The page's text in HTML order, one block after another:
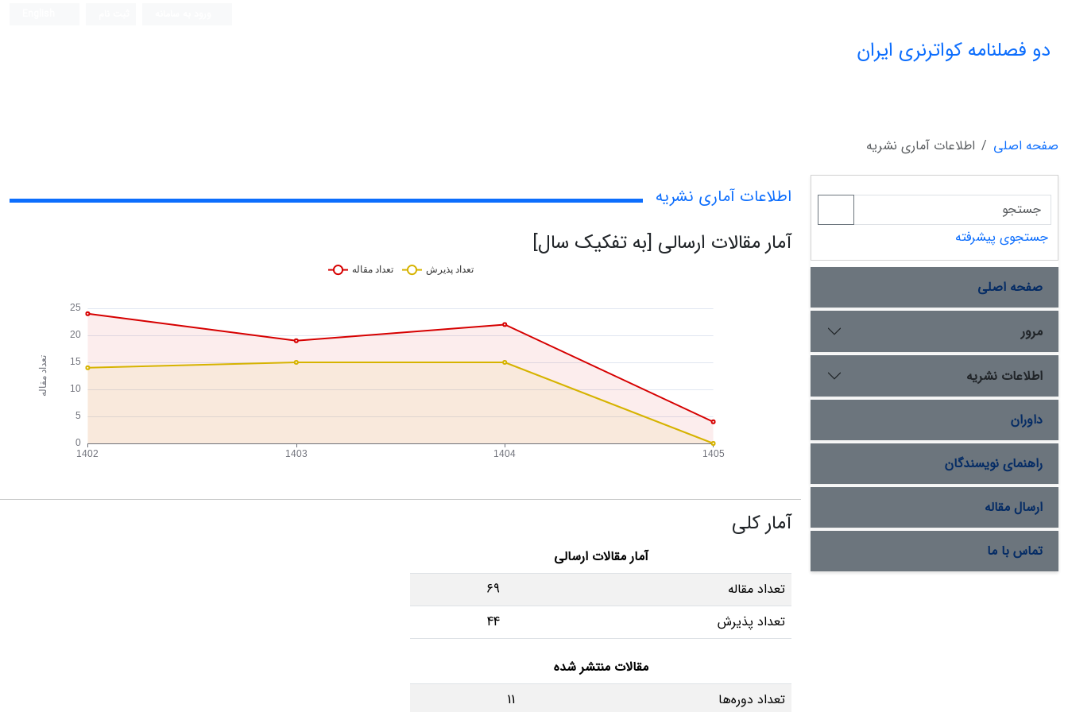
دو فصلنامه کواترنری ایران
صفحه اصلی اطلاعات آماری نشریه
جستجوی پیشرفته
صفحه اصلی
مرور
اطلاعات نشریه
داوران
راهنمای نویسندگان
ارسال مقاله
تماس با ما
اطلاعات آماری نشریه
آمار مقالات ارسالی [به تفکیک سال]
آمار کلی
آمار مقالات ارسالی
تعداد مقاله
69
تعداد پذیرش
44
مقالات منتشر شده
تعداد دوره‌ها
11